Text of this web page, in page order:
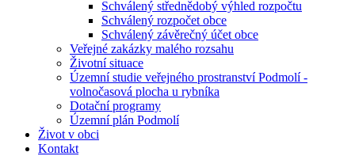
Schválený střednědobý výhled rozpočtu
Schválený rozpočet obce
Schválený závěrečný účet obce
Veřejné zakázky malého rozsahu
Životní situace
Územní studie veřejného prostranství Podmolí -
volnočasová plocha u rybníka
Dotační programy
Územní plán Podmolí
Život v obci
Kontakt